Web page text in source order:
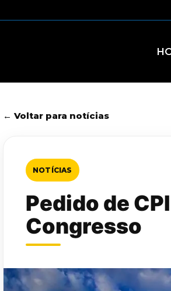
← Voltar para notícias
NOTÍCIAS
Pedido de
Congresso